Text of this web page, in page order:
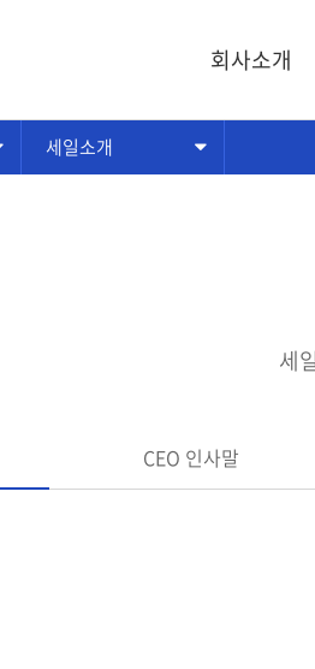
회사소개
세일소개
세
CEO 인사말